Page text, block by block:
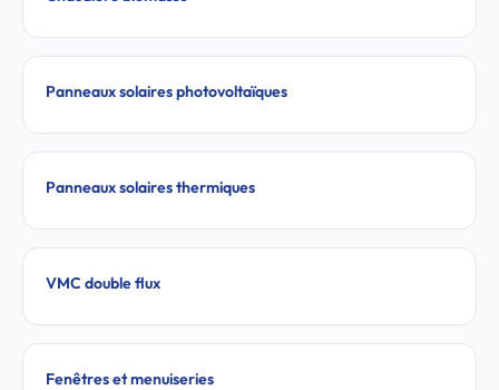
Panneaux solaires photovoltaïques
Panneaux solaires thermiques
VMC double flux
Fenêtres et menuiseries